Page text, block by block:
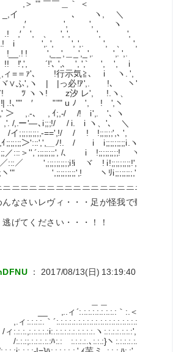
￣＿｀ ＜
､ ヽ, ＼
', ', ヽ
', 、 ', ', ', ',
', ', ',. ', 、 ',
',__',＿_',_',. ',. ',. ',
´!'､ ',､ ', ',` ', ', i
ｧ'､ !行示気≧､ i ヽ. ',
ヽ | |っ必!ｱ',. !､ ヽ', 【ユー
ヽ! ゞz汐 レ', !.ヽ、 ヾ、
′ """ u ﾉ ', ! ',ヽ ヽ
,.-､ , ｲ;,-/ /! i',. '､ ヽ ＼
ー'―､i;;;!/ / i. i ヽ、'､ ＼
==',!/ / ! !;;;;;;',､ ', ヽ、
＞':::',',＿ﾉ!. / i i;;;;;;;;;i.ヽ
:::＞'',´;;;;;;;;', /､ i !;;;;;;;;;! ヽ、
:::／ ',;;;;;;;;;;i!i ヾ ! i!;;;;;;;;;!', ＼
'" ',;;;;;;;;;',! ヽﾘi;;;;;;;;,'. ',
￣￣￣￣￣￣￣￣￣￣￣￣￣￣￣￣￣￣
なさいレヴィ・・・足が怪我で動かない
ださい・・・！！
： 2017/08/13(日) 13:19:40
｀:.＜
ヽ
ヽ:.:.:.:.:.:.:',:.:.,
:.: :.:.:.:.､:.:.:}ヽ:.:.:.:.:.!:.:.',